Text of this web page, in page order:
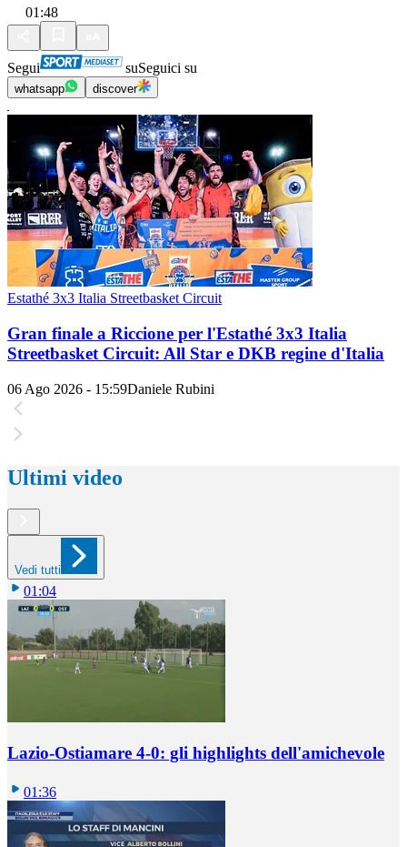
01:48
Segui suSeguici su
whatsapp discover
Estathé 3x3 Italia Streetbasket Circuit
Gran finale a Riccione per l'Estathé 3x3 Italia
Streetbasket Circuit: All Star e DKB regine d'Italia
06 Ago 2026 - 15:59Daniele Rubini
Ultimi video
Vedi tutti
01:04
Lazio-Ostiamare 4-0: gli highlights dell'amichevole
01:36